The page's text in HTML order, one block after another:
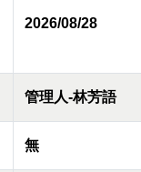
2026/08/28
管理人-林芳語
無